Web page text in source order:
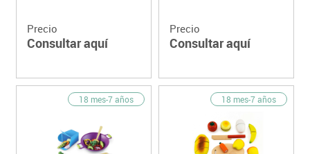
Precio
Consultar aquí
Precio
Consultar aquí
18 mes-7 años 18 mes-7 años